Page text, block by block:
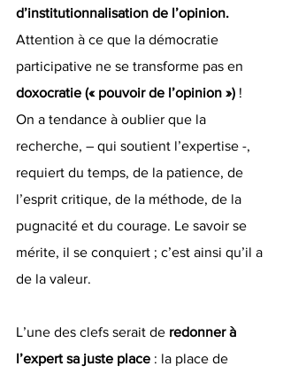
d’institutionnalisation de l’opinion.
Attention à ce que la démocratie
participative ne se transforme pas en
doxocratie (« pouvoir de l’opinion ») !
On a tendance à oublier que la
recherche, – qui soutient l’expertise -,
requiert du temps, de la patience, de
l’esprit critique, de la méthode, de la
pugnacité et du courage. Le savoir se
mérite, il se conquiert ; c’est ainsi qu’il a
de la valeur.
L’une des clefs serait de redonner à
l’expert sa juste place : la place de